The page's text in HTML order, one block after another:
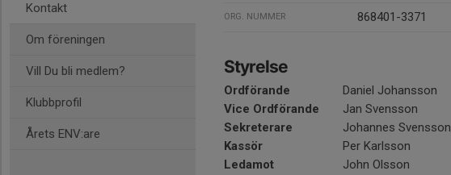
Kontakt
Om föreningen
Vill Du bli medlem?
Klubbprofil
Årets ENV:are
ORG. NUMMER 868401-3371
Styrelse
Ordförande Daniel Johansson
Vice Ordförande
Jan Svensson
Sekreterare
Johannes Svensson
Kassör
Per Karlsson
Ledamot
John Olsson